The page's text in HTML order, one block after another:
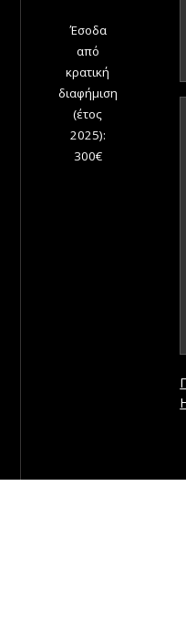
Έσοδα
από
κρατική
διαφήμιση
(έτος
2025):
300€